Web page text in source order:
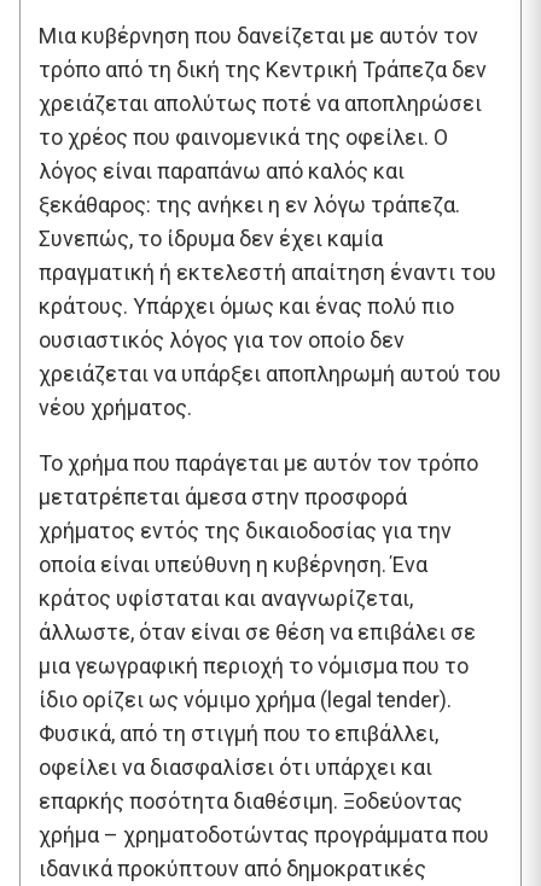
Μια κυβέρνηση που δανείζεται με αυτόν τον
τρόπο από τη δική της Κεντρική Τράπεζα δεν
χρειάζεται απολύτως ποτέ να αποπληρώσει
το χρέος που φαινομενικά της οφείλει. Ο
λόγος είναι παραπάνω από καλός και
ξεκάθαρος: της ανήκει η εν λόγω τράπεζα.
Συνεπώς, το ίδρυμα δεν έχει καμία
πραγματική ή εκτελεστή απαίτηση έναντι του
κράτους. Υπάρχει όμως και ένας πολύ πιο
ουσιαστικός λόγος για τον οποίο δεν
χρειάζεται να υπάρξει αποπληρωμή αυτού του
νέου χρήματος.
Το χρήμα που παράγεται με αυτόν τον τρόπο
μετατρέπεται άμεσα στην προσφορά
χρήματος εντός της δικαιοδοσίας για την
οποία είναι υπεύθυνη η κυβέρνηση. Ένα
κράτος υφίσταται και αναγνωρίζεται,
άλλωστε, όταν είναι σε θέση να επιβάλει σε
μια γεωγραφική περιοχή το νόμισμα που το
ίδιο ορίζει ως νόμιμο χρήμα (legal tender).
Φυσικά, από τη στιγμή που το επιβάλλει,
οφείλει να διασφαλίσει ότι υπάρχει και
επαρκής ποσότητα διαθέσιμη. Ξοδεύοντας
χρήμα – χρηματοδοτώντας προγράμματα που
ιδανικά προκύπτουν από δημοκρατικές